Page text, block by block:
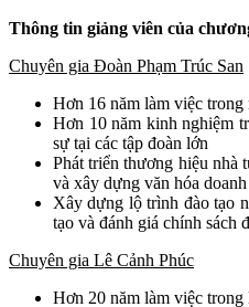
Thông tin giảng viên của
Chuyên gia Đoàn Phạm Trúc San
Hơn 16 năm làm việc trong
Hơn 10 năm kinh nghiệm
sự tại các tập đoàn lớn
Phát triển thương hiệu nhà
và xây dựng văn hóa
Xây dựng lộ trình đào tạo
tạo và đánh giá chính sách
Chuyên gia Lê Cảnh Phúc
Hơn 20 năm làm việc